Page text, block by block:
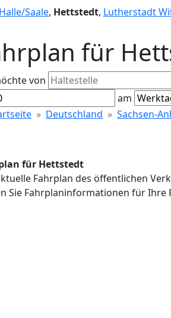
Halle/Saale, Hettstedt, Lutherstadt
für
von
am
Deutschland Sachsen-
für Hettstedt
Fahrplan des öffentlichen
Sie Fahrplaninformationen für Ihre